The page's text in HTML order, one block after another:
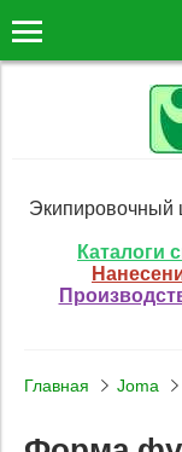
Экипировочный
Каталоги
Главная Joma